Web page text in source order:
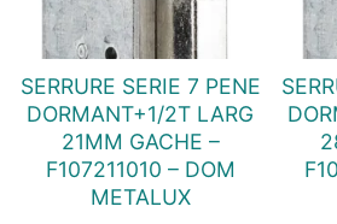
SERRURE SERIE 7 PENE
DORMANT+1/2T LARG
21MM GACHE –
F107211010 – DOM
METALUX